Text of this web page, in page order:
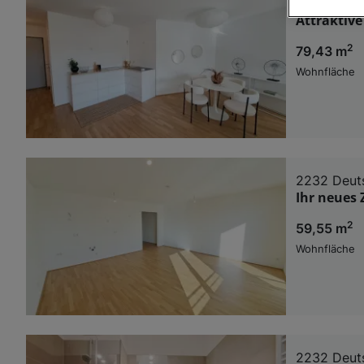
79,43 m2
Wohnfläche
2232
Ihr neues
59,55 m2
Wohnfläche
2232
Wir und